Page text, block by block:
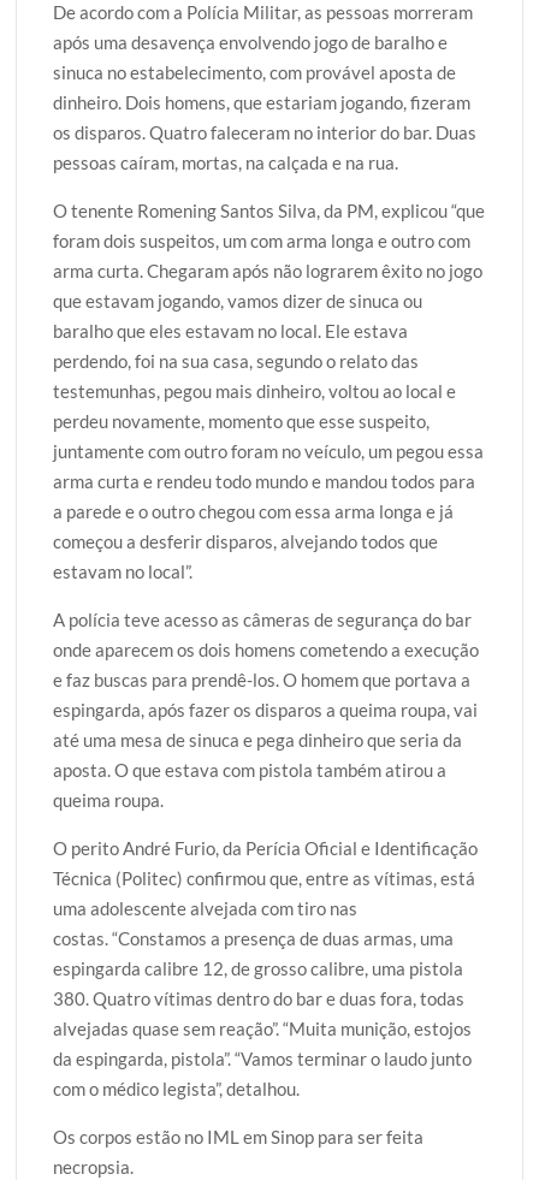
De acordo com a Polícia Militar, as pessoas morreram
após uma desavença envolvendo jogo de baralho e
sinuca no estabelecimento, com provável aposta de
dinheiro. Dois homens, que estariam jogando, fizeram
os disparos. Quatro faleceram no interior do bar. Duas
pessoas caíram, mortas, na calçada e na rua.
O tenente Romening Santos Silva, da PM, explicou “que
foram dois suspeitos, um com arma longa e outro com
arma curta. Chegaram após não lograrem êxito no jogo
que estavam jogando, vamos dizer de sinuca ou
baralho que eles estavam no local. Ele estava
perdendo, foi na sua casa, segundo o relato das
testemunhas, pegou mais dinheiro, voltou ao local e
perdeu novamente, momento que esse suspeito,
juntamente com outro foram no veículo, um pegou essa
arma curta e rendeu todo mundo e mandou todos para
a parede e o outro chegou com essa arma longa e já
começou a desferir disparos, alvejando todos que
estavam no local”.
A polícia teve acesso as câmeras de segurança do bar
onde aparecem os dois homens cometendo a execução
e faz buscas para prendê-los. O homem que portava a
espingarda, após fazer os disparos a queima roupa, vai
até uma mesa de sinuca e pega dinheiro que seria da
aposta. O que estava com pistola também atirou a
queima roupa.
O perito André Furio, da Perícia Oficial e Identificação
Técnica (Politec) confirmou que, entre as vítimas, está
uma adolescente alvejada com tiro nas
costas. “Constamos a presença de duas armas, uma
espingarda calibre 12, de grosso calibre, uma pistola
380. Quatro vítimas dentro do bar e duas fora, todas
alvejadas quase sem reação”. “Muita munição, estojos
da espingarda, pistola”. “Vamos terminar o laudo junto
com o médico legista”, detalhou.
Os corpos estão no IML em Sinop para ser feita
necropsia.